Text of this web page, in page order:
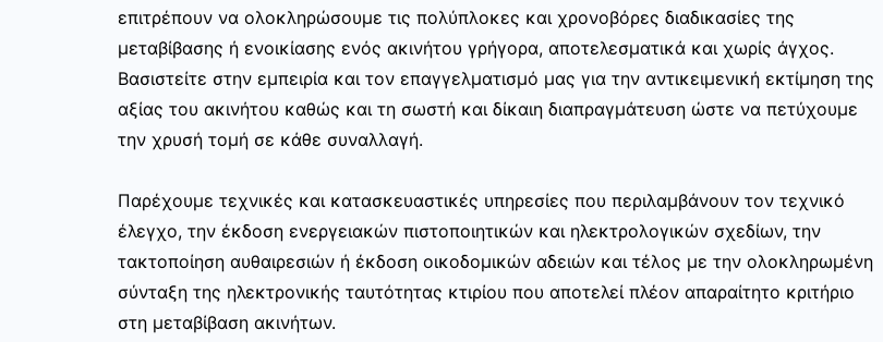
επιτρέπουν να ολοκληρώσουμε τις πολύπλοκες και χρονοβόρες διαδικασίες της
μεταβίβασης ή ενοικίασης ενός ακινήτου γρήγορα, αποτελεσματικά και χωρίς άγχος.
Βασιστείτε στην εμπειρία και τον επαγγελματισμό μας για την αντικειμενική εκτίμηση της
αξίας του ακινήτου καθώς και τη σωστή και δίκαιη διαπραγμάτευση ώστε να πετύχουμε
την χρυσή τομή σε κάθε συναλλαγή.
Παρέχουμε τεχνικές και κατασκευαστικές υπηρεσίες που περιλαμβάνουν τον τεχνικό
έλεγχο, την έκδοση ενεργειακών πιστοποιητικών και ηλεκτρολογικών σχεδίων, την
τακτοποίηση αυθαιρεσιών ή έκδοση οικοδομικών αδειών και τέλος με την ολοκληρωμένη
σύνταξη της ηλεκτρονικής ταυτότητας κτιρίου που αποτελεί πλέον απαραίτητο κριτήριο
στη μεταβίβαση ακινήτων.